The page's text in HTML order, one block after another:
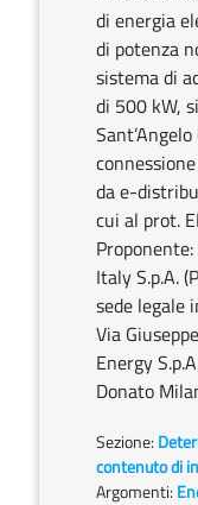
di energia
di potenza
sistema di
di 500 kW,
da e-
cui al prot.
Italy S.p.A.
sede legale
Via
Energy
Donato
Sezione:
contenuto di
Argomenti: